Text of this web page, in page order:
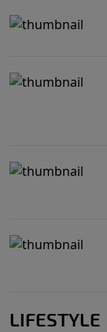
LIFESTYLE